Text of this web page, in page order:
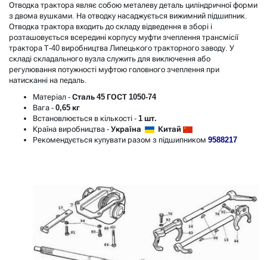
Отводка трактора являє собою металеву деталь циліндричної форми
з двома вушками. На отводку насаджується вижимний підшипник.
Отводка трактора входить до складу відведення в зборі і
розташовується всередині корпусу муфти зчеплення трансмісії
трактора Т-40 виробництва Липецького тракторного заводу. У
складі складального вузла служить для виключення або
регулювання потужності муфтою головного зчеплення при
натисканні на педаль.
Матеріал - Сталь 45 ГОСТ 1050-74
Вага - 0,65 кг
Встановлюється в кількості - 1 шт.
Країна виробництва - Україна
Китай
Рекомендується купувати разом з підшипником 9588217